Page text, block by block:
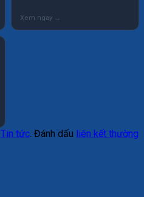
Tin tức. Đánh dấu liên kết thường